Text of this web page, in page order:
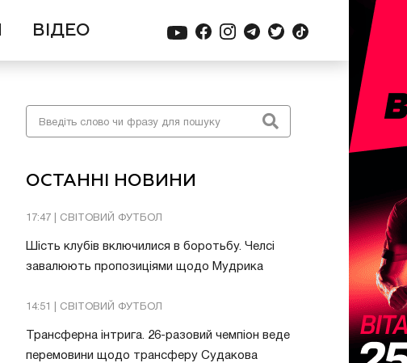
ВІДЕО
ОСТАННІ НОВИНИ
17:47 | СВІТОВИЙ ФУТБОЛ
Шість клубів включилися в боротьбу. Челсі
завалюють пропозиціями щодо Мудрика
14:51 | СВІТОВИЙ ФУТБОЛ
Трансферна інтрига. 26-разовий чемпіон веде
перемовини щодо трансферу Судакова